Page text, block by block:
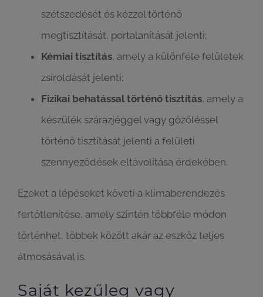
szétszedését és kézzel történő
megtisztítását, portalanítását jelenti;
Kémiai tisztítás, amely a különféle felületek
zsíroldását jelenti;
Fizikai behatással történő tisztítás, amely a
készülék szárazjéggel vagy gőzöléssel
történő tisztítását jelenti a felületi
szennyeződések eltávolítása érdekében.
Ezeket a lépéseket követi a klímaberendezés
fertőtlenítése, amely szintén többféle módon
történhet, többek között akár az eszköz teljes
átmosásával is.
Saját kezűleg vagy